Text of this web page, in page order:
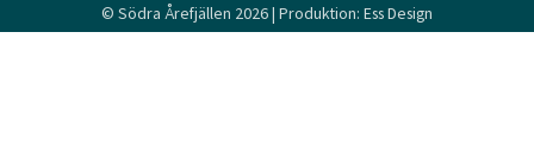
© Södra Årefjällen 2026 | Produktion: Ess Design